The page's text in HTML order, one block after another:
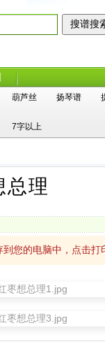
葫芦丝 扬琴谱
7字以上
总理
您的电脑中，点击打